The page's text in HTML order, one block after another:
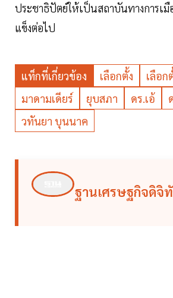
ประชาธิปัตย์ให้เป็นสถาบันทางการเมื
แข็งต่อไป
แท็กที่เกี่ยวข้อง เลือกตั้ง
เลือก
มาดามเดียร์
ยุบสภา ดร.เอ้
วทันยา บุนนาค
ฐานเศรษฐกิจดิจิ